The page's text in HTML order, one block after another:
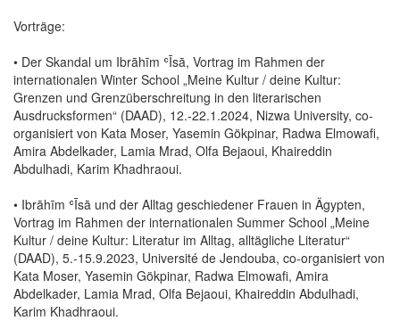
Vorträge:
• Der Skandal um Ibrāhīm ʿĪsā, Vortrag im Rahmen der
internationalen Winter School „Meine Kultur / deine Kultur:
Grenzen und Grenzüberschreitung in den literarischen
Ausdrucksformen“ (DAAD), 12.-22.1.2024, Nizwa University, co-
organisiert von Kata Moser, Yasemin Gökpinar, Radwa Elmowafi,
Amira Abdelkader, Lamia Mrad, Olfa Bejaoui, Khaireddin
Abdulhadi, Karim Khadhraoui.
• Ibrāhīm ʿĪsā und der Alltag geschiedener Frauen in Ägypten,
Vortrag im Rahmen der internationalen Summer School „Meine
Kultur / deine Kultur: Literatur im Alltag, alltägliche Literatur“
(DAAD), 5.-15.9.2023, Université de Jendouba, co-organisiert von
Kata Moser, Yasemin Gökpinar, Radwa Elmowafi, Amira
Abdelkader, Lamia Mrad, Olfa Bejaoui, Khaireddin Abdulhadi,
Karim Khadhraoui.